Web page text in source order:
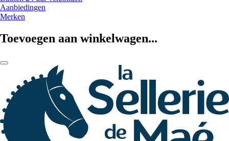
Aanbiedingen
Merken
Toevoegen aan winkelwagen...